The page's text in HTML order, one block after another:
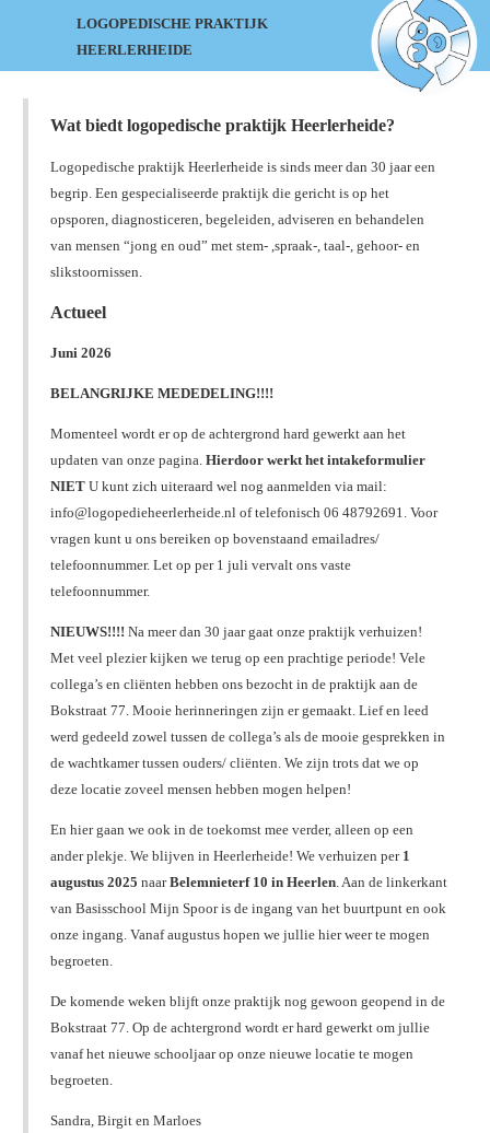
LOGOPEDISCHE PRAKTIJK
HEERLERHEIDE
Wat biedt logopedische praktijk Heerlerheide?
Logopedische praktijk Heerlerheide is sinds meer dan 30 jaar een
begrip. Een gespecialiseerde praktijk die gericht is op het
opsporen, diagnosticeren, begeleiden, adviseren en behandelen
van mensen “jong en oud” met stem- ,spraak-, taal-, gehoor- en
slikstoornissen.
Actueel
Juni 2026
BELANGRIJKE MEDEDELING!!!!
Momenteel wordt er op de achtergrond hard gewerkt aan het
updaten van onze pagina.Hierdoor werkt het intakeformulier
NIET U kunt zich uiteraard wel nog aanmelden via mail:
info@logopedieheerlerheide.nl of telefonisch 06 48792691. Voor
vragen kunt u ons bereiken op bovenstaand emailadres/
telefoonnummer. Let op per 1 juli vervalt ons vaste
telefoonnummer.
NIEUWS!!!! Na meer dan 30 jaar gaat onze praktijk verhuizen!
Met veel plezier kijken we terug op een prachtige periode! Vele
collega’s en cliënten hebben ons bezocht in de praktijk aan de
Bokstraat 77. Mooie herinneringen zijn er gemaakt. Lief en leed
werd gedeeld zowel tussen de collega’s als de mooie gesprekken in
de wachtkamer tussen ouders/ cliënten. We zijn trots dat we op
deze locatie zoveel mensen hebben mogen helpen!
En hier gaan we ook in de toekomst mee verder, alleen op een
ander plekje. We blijven in Heerlerheide! We verhuizen per 1
augustus 2025 naarBelemnieterf 10 in Heerlen. Aan de linkerkant
van Basisschool Mijn Spoor is de ingang van het buurtpunt en ook
onze ingang. Vanaf augustus hopen we jullie hier weer te mogen
begroeten.
De komende weken blijft onze praktijk nog gewoon geopend in de
Bokstraat 77. Op de achtergrond wordt er hard gewerkt om jullie
vanaf het nieuwe schooljaar op onze nieuwe locatie te mogen
begroeten.
Sandra, Birgit en Marloes